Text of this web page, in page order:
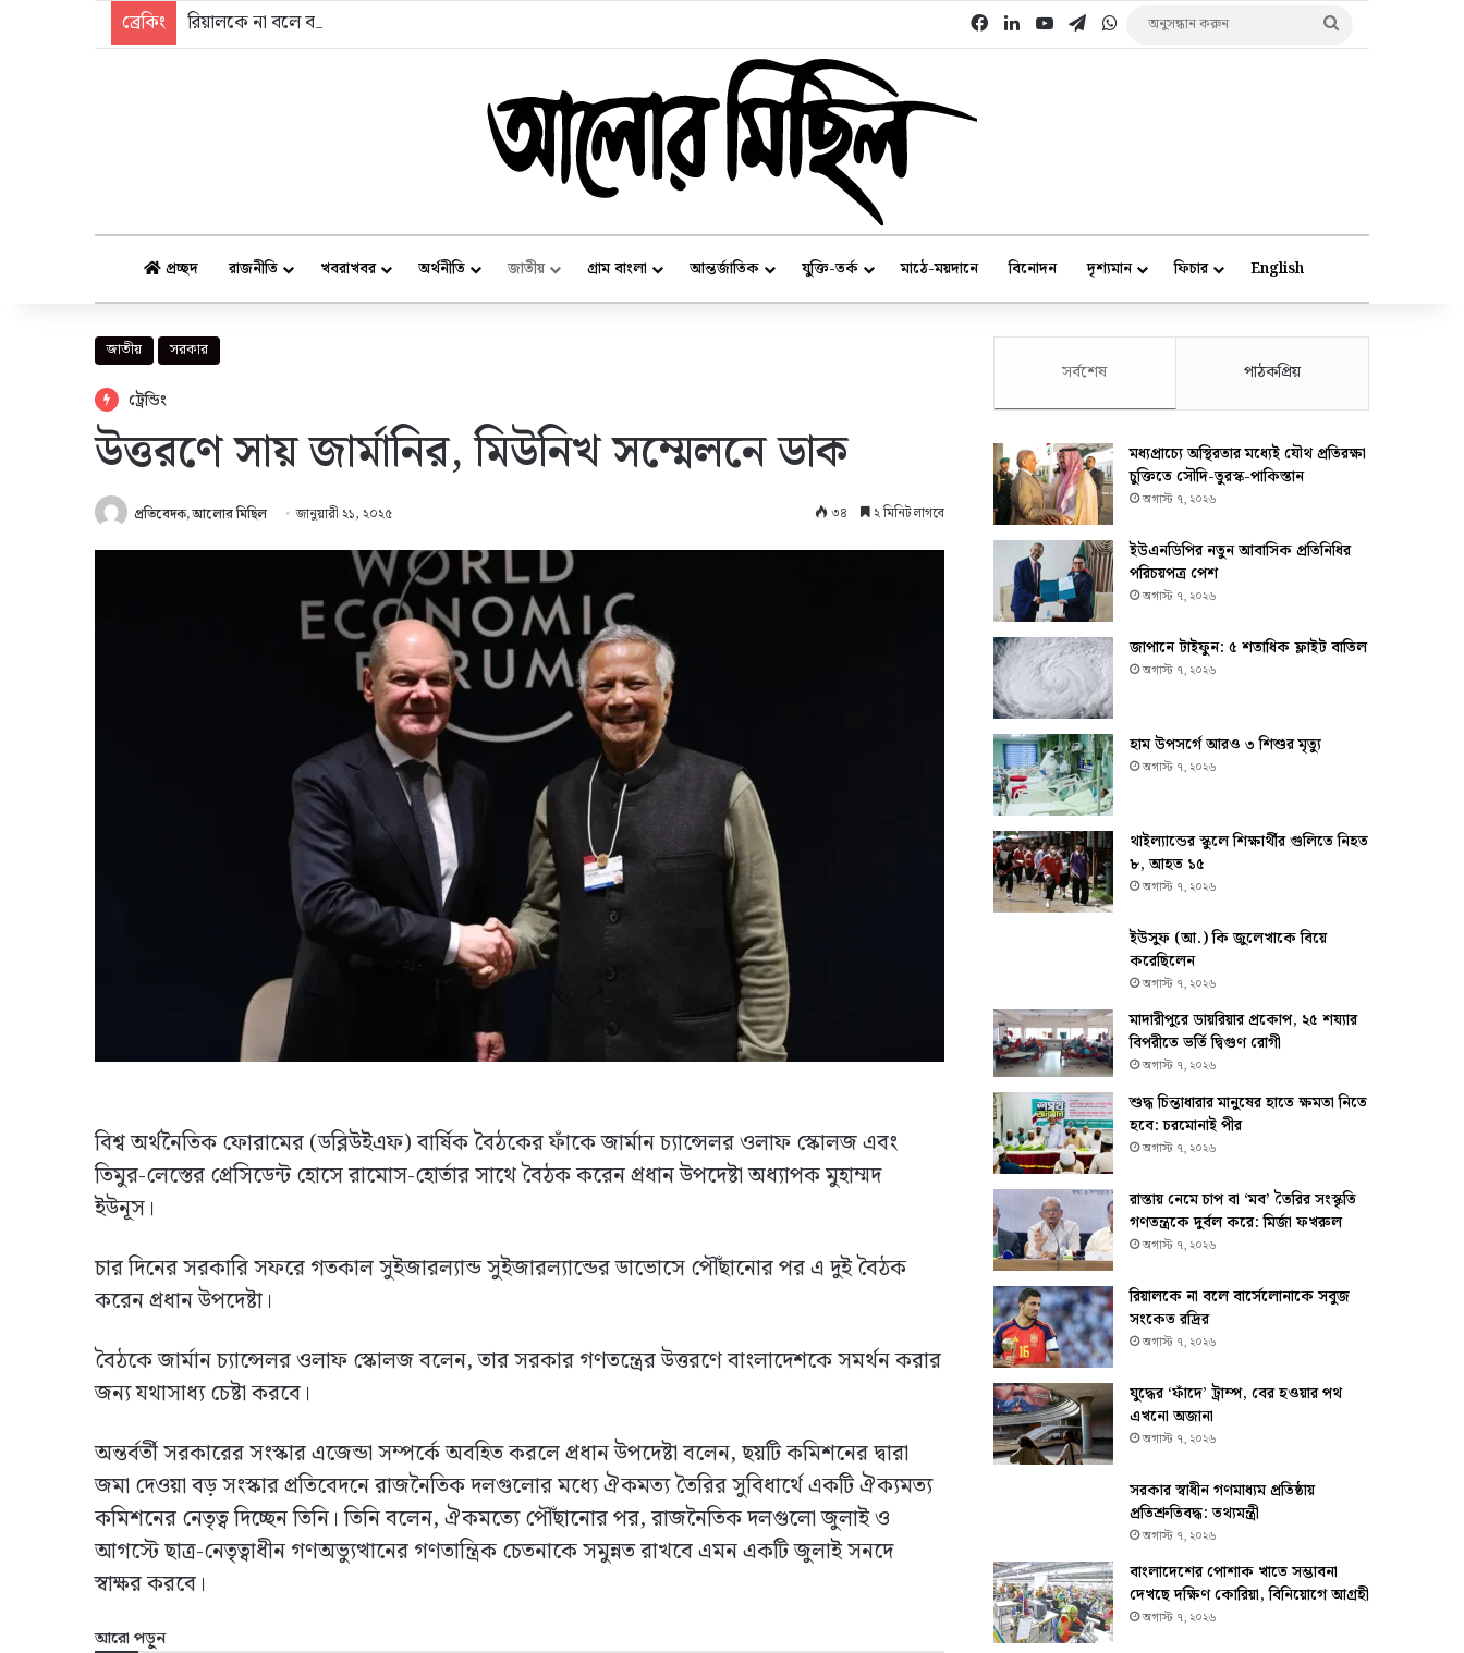
ব্রেকিং রিয়ালকে না বলে বার্সেলোনাকে সবুজ সংকেত রদ্রির FacebookLinkedInYouTubeTelegramWhatsApp
অনুসন্ধান
প্রচ্ছদ রাজনীতি খবরাখবর অর্থনীতি জাতীয় গ্রাম বাংলা আন্তর্জাতিক যুক্তি-তর্ক মাঠে-ময়দানে বিনোদন দৃশ্যমান ফিচার English
জাতীয় সরকার
ট্রেন্ডিং
উত্তরণে সায় জার্মানির, মিউনিখ সম্মেলনে ডাক
প্রতিবেদক, আলোর মিছিল জানুয়ারী ২১, ২০২৫ ৩৪ ২ মিনিট লাগবে
বিশ্ব অর্থনৈতিক ফোরামের (ডব্লিউইএফ) বার্ষিক বৈঠকের ফাঁকে জার্মান চ্যান্সেলর ওলাফ স্কোলজ এবং
তিমুর-লেস্তের প্রেসিডেন্ট হোসে রামোস-হোর্তার সাথে বৈঠক করেন প্রধান উপদেষ্টা অধ্যাপক মুহাম্মদ
ইউনূস।
চার দিনের সরকারি সফরে গতকাল সুইজারল্যান্ড সুইজারল্যান্ডের ডাভোসে পৌঁছানোর পর এ দুই বৈঠক
করেন প্রধান উপদেষ্টা।
বৈঠকে জার্মান চ্যান্সেলর ওলাফ স্কোলজ বলেন, তার সরকার গণতন্ত্রের উত্তরণে বাংলাদেশকে সমর্থন করার
জন্য যথাসাধ্য চেষ্টা করবে।
অন্তর্বর্তী সরকারের সংস্কার এজেন্ডা সম্পর্কে অবহিত করলে প্রধান উপদেষ্টা বলেন, ছয়টি কমিশনের দ্বারা
জমা দেওয়া বড় সংস্কার প্রতিবেদনে রাজনৈতিক দলগুলোর মধ্যে ঐকমত্য তৈরির সুবিধার্থে একটি ঐক্যমত্য
কমিশনের নেতৃত্ব দিচ্ছেন তিনি। তিনি বলেন, ঐকমত্যে পৌঁছানোর পর, রাজনৈতিক দলগুলো জুলাই ও
আগস্টে ছাত্র-নেতৃত্বাধীন গণঅভ্যুত্থানের গণতান্ত্রিক চেতনাকে সমুন্নত রাখবে এমন একটি জুলাই সনদে
স্বাক্ষর করবে।
আরো পড়ুন
সর্বশেষ পাঠকপ্রিয়
মধ্যপ্রাচ্যে অস্থিরতার মধ্যেই যৌথ প্রতিরক্ষা
চুক্তিতে সৌদি-তুরস্ক-পাকিস্তান
অগাস্ট ৭, ২০২৬
ইউএনডিপির নতুন আবাসিক প্রতিনিধির
পরিচয়পত্র পেশ
অগাস্ট ৭, ২০২৬
জাপানে টাইফুন: ৫ শতাধিক ফ্লাইট বাতিল
অগাস্ট ৭, ২০২৬
হাম উপসর্গে আরও ৩ শিশুর মৃত্যু
অগাস্ট ৭, ২০২৬
থাইল্যান্ডের স্কুলে শিক্ষার্থীর গুলিতে নিহত
৮, আহত ১৫
অগাস্ট ৭, ২০২৬
ইউসুফ (আ.) কি জুলেখাকে বিয়ে
করেছিলেন
অগাস্ট ৭, ২০২৬
মাদারীপুরে ডায়রিয়ার প্রকোপ, ২৫ শয্যার
বিপরীতে ভর্তি দ্বিগুণ রোগী
অগাস্ট ৭, ২০২৬
শুদ্ধ চিন্তাধারার মানুষের হাতে ক্ষমতা নিতে
হবে: চরমোনাই পীর
অগাস্ট ৭, ২০২৬
রাস্তায় নেমে চাপ বা ‘মব’ তৈরির সংস্কৃতি
গণতন্ত্রকে দুর্বল করে: মির্জা ফখরুল
অগাস্ট ৭, ২০২৬
রিয়ালকে না বলে বার্সেলোনাকে সবুজ
সংকেত রদ্রির
অগাস্ট ৭, ২০২৬
যুদ্ধের ‘ফাঁদে’ ট্রাম্প, বের হওয়ার পথ
এখনো অজানা
অগাস্ট ৭, ২০২৬
সরকার স্বাধীন গণমাধ্যম প্রতিষ্ঠায়
প্রতিশ্রুতিবদ্ধ: তথ্যমন্ত্রী
অগাস্ট ৭, ২০২৬
বাংলাদেশের পোশাক খাতে সম্ভাবনা
দেখছে দক্ষিণ কোরিয়া, বিনিয়োগে আগ্রহী
অগাস্ট ৭, ২০২৬